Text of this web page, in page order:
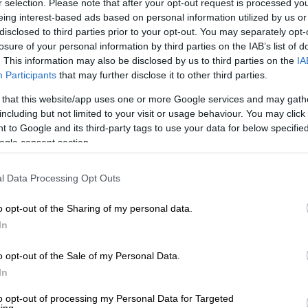
selection. Please note that after your opt-out request is processed
interest-based ads based on personal information utilized by us
to third parties prior to your opt-out. You may separately
of your personal information by third parties on the IAB’s list of
This information may also be disclosed by us to third parties on the
Participants that may further disclose it to other third parties.
that this website/app uses one or more Google services and may
but not limited to your visit or usage behaviour. You may
to Google and its third-party tags to use your data for below
consent section.
Data Processing Opt Outs
opt-out of the Sharing of my personal data.
opt-out of the Sale of my Personal Data.
opt-out of processing my Personal Data for Targeted
Χονγκ Κονγκ (Screenshot)
το ΕΘΝΟΣ στη Google
στη Θάλασσα της Νότιας
καταιγίδας. Οι ομάδες διάσωσης,
πλοία και ελικόπτερα για την
έχουν
Χονγκ Κονγκ έχει δώσει στη